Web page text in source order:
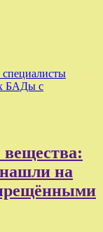
БАДы с
на